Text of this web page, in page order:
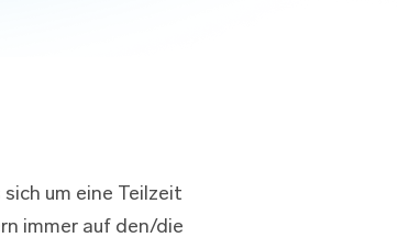
um eine Teilzeit
immer auf den/die